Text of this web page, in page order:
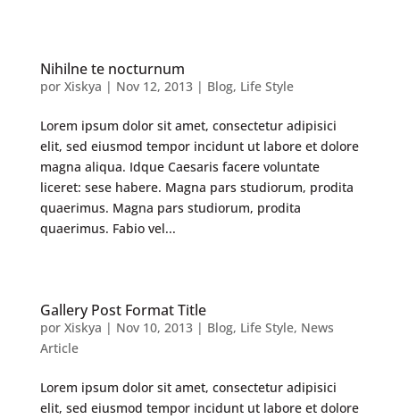
Nihilne te nocturnum
por Xiskya | Nov 12, 2013| Blog, Life Style
Lorem ipsum dolor sit amet, consectetur adipisici
elit, sed eiusmod tempor incidunt ut labore et dolore
magna aliqua. Idque Caesaris facere voluntate
liceret: sese habere. Magna pars studiorum, prodita
quaerimus. Magna pars studiorum, prodita
quaerimus. Fabio vel...
Gallery Post Format Title
por Xiskya | Nov 10, 2013| Blog, Life Style, News
Article
Lorem ipsum dolor sit amet, consectetur adipisici
elit, sed eiusmod tempor incidunt ut labore et dolore